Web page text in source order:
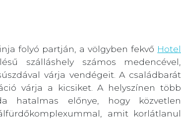
folyó partján, a völgyben fekvő Hotel
szálláshely számos medencével,
várja vendégeit. A családbarát
várja a kicsiket. A helyszínen több
hatalmas előnye, hogy közvetlen
amit korlátlanul